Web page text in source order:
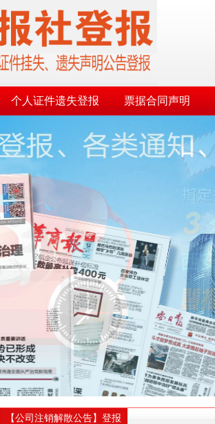
个人证件遗失登报 票据合同声明
【公司注销解散公告】登报